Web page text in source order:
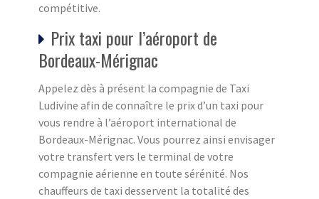
compétitive.
Prix taxi pour l’aéroport de
Bordeaux-Mérignac
Appelez dès à présent la compagnie de Taxi
Ludivine afin de connaître le prix d’un taxi pour
vous rendre à l’aéroport international de
Bordeaux-Mérignac. Vous pourrez ainsi envisager
votre transfert vers le terminal de votre
compagnie aérienne en toute sérénité. Nos
chauffeurs de taxi desservent la totalité des